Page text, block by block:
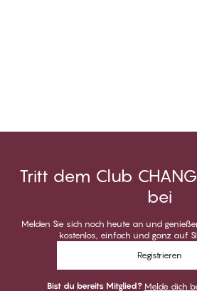
Tritt dem Club
bei
Melden Sie sich noch heute an und
kostenlos, einfach und ganz auf
Registrieren
Bist du bereits Mitglied? Melde dich